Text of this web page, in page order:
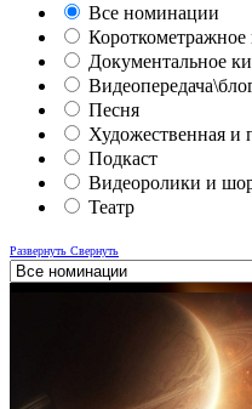
Все номинации
Документальное
Песня
Художественная и
Подкаст
Видеоролики и
Театр
Развернуть Свернуть